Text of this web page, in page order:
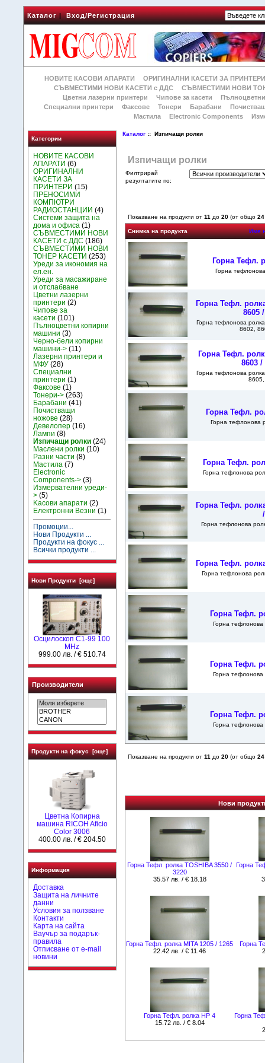
Каталог|Вход/Регистрация
НОВИТЕ КАСОВИ АПАРАТИ
ОРИГИНАЛНИ КАСЕТИ ЗА
СЪВМЕСТИМИ НОВИ КАСЕТИ с ДДС
СЪВМЕСТИМИ НОВИ
Цветни лазерни принтери
Чипове за касети
Специални принтери
Факсове Тонери Барабани
Мастила
Electronic Components
Категории
НОВИТЕ КАСОВИ
АПАРАТИ (6)
ОРИГИНАЛНИ
КАСЕТИ ЗА
ПРИНТЕРИ (15)
ПРЕНОСИМИ
КОМПЮТРИ
РАДИОСТАНЦИИ (4)
Системи защита на
дома и офиса (1)
СЪВМЕСТИМИ НОВИ
КАСЕТИ с ДДС (186)
СЪВМЕСТИМИ НОВИ
ТОНЕР КАСЕТИ (253)
Уреди за икономия на
ел.ен.
Уреди за масажиране
и отслабване
Цветни лазерни
принтери (2)
Чипове за
касети (101)
Пълноцветни копирни
машини (3)
Черно-бели копирни
машини-> (11)
Лазерни принтери и
МФУ (28)
Специални
принтери (1)
Факсове (1)
Тонери-> (263)
Барабани (41)
Почистващи
ножове (28)
Девелопер (16)
Лампи (8)
Изпичащи ролки (24)
Маслени ролки (10)
Разни части (8)
Мастила (7)
Electronic
Components-> (3)
Измервателни уреди-
> (5)
Kасови апарати (2)
Електронни Везни (1)
Промоции...
Нови Продукти ...
Продукти на фокус ...
Всички продукти ...
Нови Продукти [още]
Осцилоскоп С1-99 100
MHz
999.00 лв. / € 510.74
Производители
Продукти на фокус [още]
Цветна Копирна
машина RICOH Aficio
Color 3006
400.00 лв. / € 204.50
Информация
Доставка
Защита на личните
данни
Условия за ползване
Контакти
Карта на сайта
Ваучър за подарък-
правила
Отписване от e-mail
новини
Каталог :: Изпичащи ролки
Изпичащи ролки
Филтрирай
резултатите по:
Показване на продукти от 11 до 20(от общо 24
Снимка на продукта Име
Горна Тефл.
Горна
Горна Тефл.
8605
Горна тефлонова
8602,
Горна Тефл.
8603 /
Горна тефлонова
Горна Тефл.
Горна тефлонова
Горна Тефл.
Горна тефлонова
Горна Тефл.
Горна тефлонова
Горна Тефл.
Горна тефлонова
Горна Тефл.
Горна тефлонова
Горна Тефл.
Горна тефлонова
Горна Тефл.
Горна тефлонова
Показване на продукти от 11 до 20(от общо 24
Нови
Горна Тефл. ролка TOSHIBA 3550 /
3220
35.57 лв. / € 18.18
Горна
Горна Тефл. ролка MITA 1205 / 1265
22.42 лв. / € 11.46
Горна
Горна Тефл. ролка НР 4
15.72 лв. / € 8.04
Горна